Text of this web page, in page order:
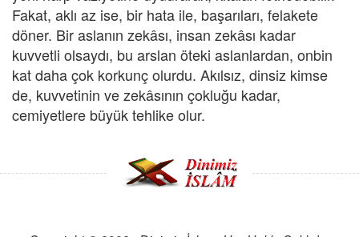
Fakat, aklı az ise, bir hata ile, başarıları, felakete
döner. Bir aslanın zekâsı, insan zekâsı kadar
kuvvetli olsaydı, bu arslan öteki aslanlardan, onbin
kat daha çok korkunç olurdu. Akılsız, dinsiz kimse
de, kuvvetinin ve zekâsının çokluğu kadar,
cemiyetlere büyük tehlike olur.